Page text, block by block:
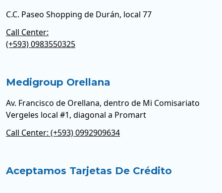
C.C. Paseo Shopping de Durán, local 77
Call Center:
(+593) 0983550325
Medigroup Orellana
Av. Francisco de Orellana, dentro de Mi Comisariato
Vergeles local #1, diagonal a Promart
Call Center: (+593) 0992909634
Aceptamos Tarjetas De Crédito